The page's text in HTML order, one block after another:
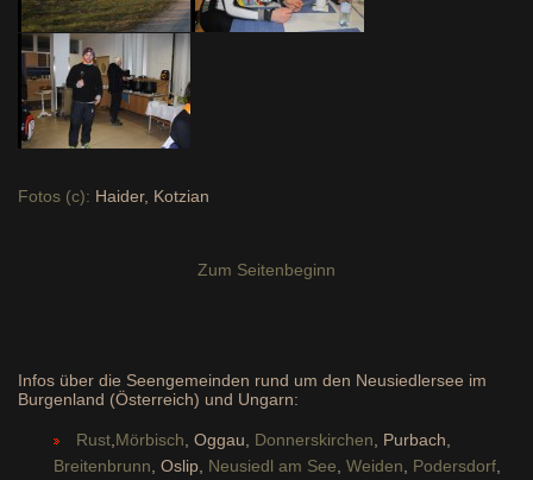
Fotos (c): Haider, Kotzian
Zum Seitenbeginn
Infos über die Seengemeinden rund um den Neusiedlersee im
Burgenland (Österreich) und Ungarn:
Rust Mörbisch , Oggau, Donnerskirchen , Purbach,
Breitenbrunn , Oslip, Neusiedl am See Weiden Podersdorf